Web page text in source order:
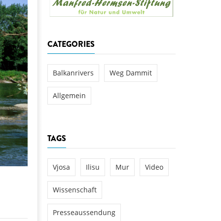
Ulog verursacht
DAMMIT
für den Kamp: Aus für
im Kamptal
CATEGORIES
Balkanrivers Weg Dammit
Allgemein
TAGS
Vjosa Ilisu Mur Video
Wissenschaft
Presseaussendung